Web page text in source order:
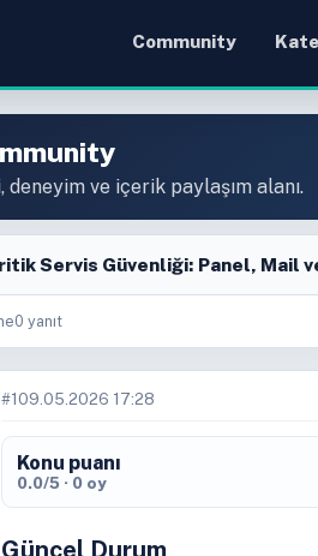
Community
ve içerik paylaşım alanı.
Servis Güvenliği: Panel, Mail
0 yanıt
#1 09.05.2026 17:28
Konu puanı
0.0/5 · 0 oy
Güncel Durum